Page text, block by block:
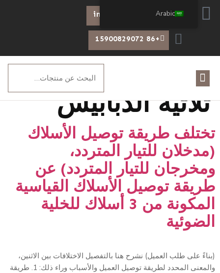
info@chiswear.com
+86 15900829072
الوسم:
توصيلات
ثلاثية الدبابيس
تختلف طريقة توصيل الأسلاك
(مدخلان للتيار المتردد،
ومخرجان للتيار المتردد) عن
طريقة توصيل الأسلاك القياسية
المكونة من 3 أسلاك للخلية
الضوئية
(بناءً على طلب العميل) نشرح هنا بالتفصيل الاختلافات بين الاثنين،
والمعنى المحدد لطريقة توصيل العميل والأسباب وراء ذلك: 1. طريقة
Arabic